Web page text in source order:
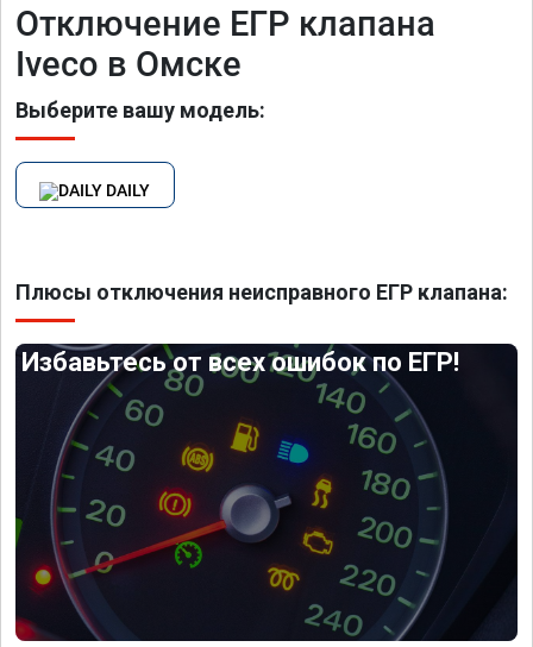
Отключение ЕГР клапана
Iveco в Омске
Выберите вашу модель:
DAILY
Плюсы отключения неисправного ЕГР клапана:
Избавьтесь от всех ошибок по ЕГР!